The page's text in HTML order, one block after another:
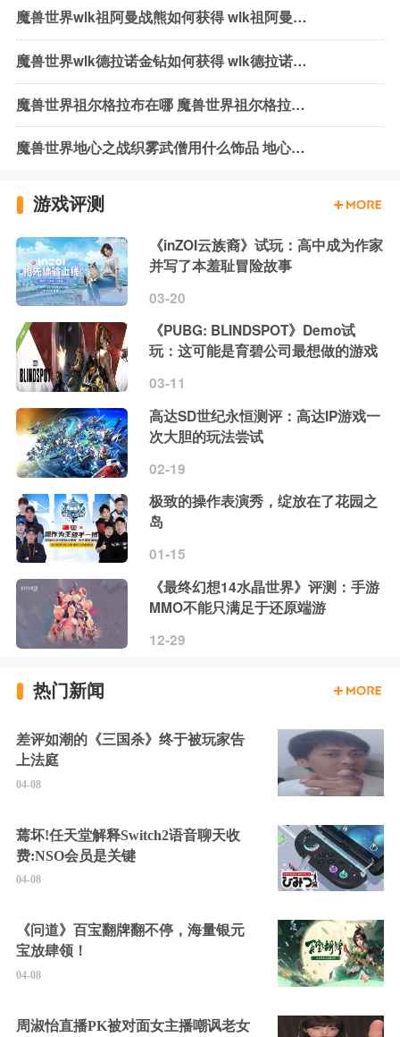
魔兽世界wlk祖阿曼战熊如何获得 wlk祖阿曼战熊获取方式介绍
魔兽世界wlk德拉诺金钻如何获得 wlk德拉诺金钻获取方法介绍
魔兽世界祖尔格拉布在哪 魔兽世界祖尔格拉布位置介绍
魔兽世界地心之战织雾武僧用什么饰品 地心之战织雾武僧饰品推荐
游戏评测
《inZOI云族裔》试玩：高中成为作家
并写了本羞耻冒险故事
03-20
《PUBG: BLINDSPOT》Demo试
玩：这可能是育碧公司最想做的游戏
03-11
高达SD世纪永恒测评：高达IP游戏一
次大胆的玩法尝试
02-19
极致的操作表演秀，绽放在了花园之
岛
01-15
《最终幻想14水晶世界》评测：手游
MMO不能只满足于还原端游
12-29
热门新闻
差评如潮的《三国杀》终于被玩家告
上法庭
04-08
蔫坏!任天堂解释Switch2语音聊天收
费:NSO会员是关键
04-08
《问道》百宝翻牌翻不停，海量银元
宝放肆领！
04-08
周淑怡直播PK被对面女主播嘲讽老女